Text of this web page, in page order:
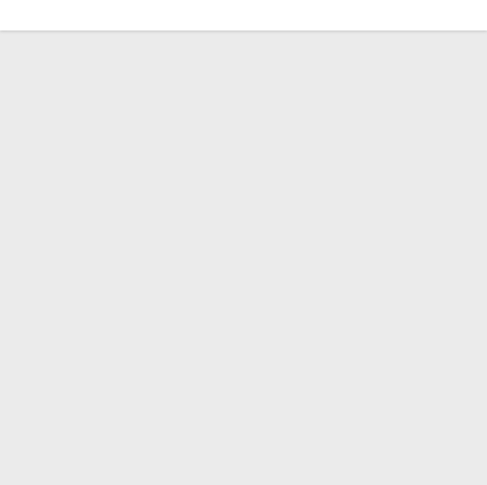
Дубаи!
АБА-титула
триумф на